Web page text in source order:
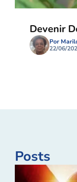
Devenir
Por
22/06/
Posts